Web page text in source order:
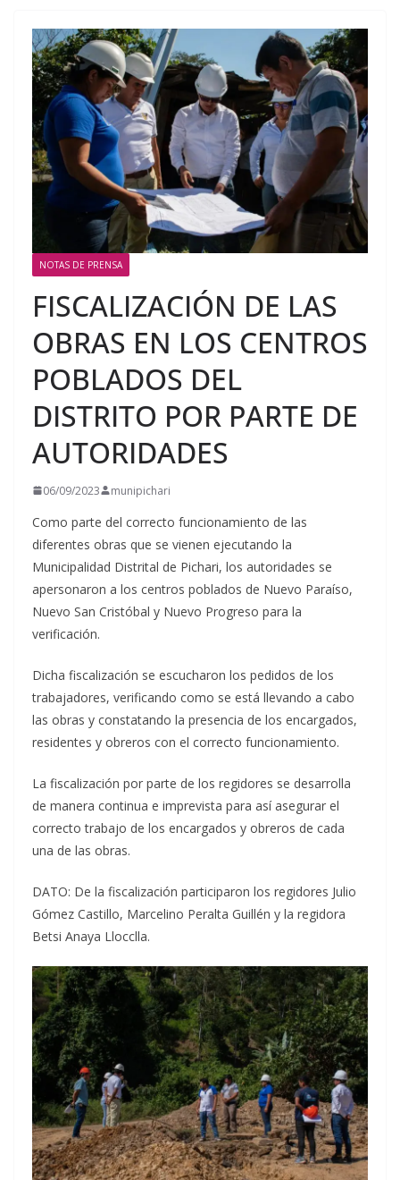
NOTAS DE PRENSA
FISCALIZACIÓN DE LAS
OBRAS EN LOS CENTROS
POBLADOS DEL
DISTRITO POR PARTE DE
AUTORIDADES
06/09/2023 munipichari
Como parte del correcto funcionamiento de las
diferentes obras que se vienen ejecutando la
Municipalidad Distrital de Pichari, los autoridades se
apersonaron a los centros poblados de Nuevo Paraíso,
Nuevo San Cristóbal y Nuevo Progreso para la
verificación.
Dicha fiscalización se escucharon los pedidos de los
trabajadores, verificando como se está llevando a cabo
las obras y constatando la presencia de los encargados,
residentes y obreros con el correcto funcionamiento.
La fiscalización por parte de los regidores se desarrolla
de manera continua e imprevista para así asegurar el
correcto trabajo de los encargados y obreros de cada
una de las obras.
DATO: De la fiscalización participaron los regidores Julio
Gómez Castillo, Marcelino Peralta Guillén y la regidora
Betsi Anaya Llocclla.